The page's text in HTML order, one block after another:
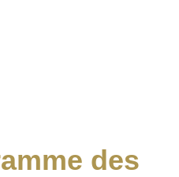
des